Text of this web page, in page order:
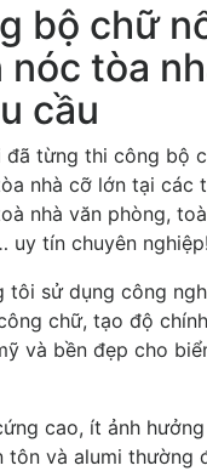
bộ chữ
nóc tòa
cầu
đã từng thi công bộ
nhà cỡ lớn tại các
nhà văn phòng,
uy tín chuyên nghiệp!
tôi sử dụng công
chữ, tạo độ
và bền đẹp cho
cao, ít ảnh
tôn và alumi thường